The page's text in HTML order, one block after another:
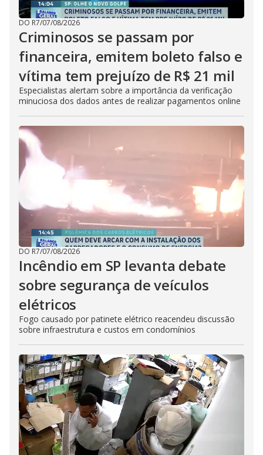
DO R7/07/08/2026
Criminosos se passam por
financeira, emitem boleto falso e
vítima tem prejuízo de R$ 21 mil
Especialistas alertam sobre a importância da verificação
minuciosa dos dados antes de realizar pagamentos online
DO R7/07/08/2026
Incêndio em SP levanta debate
sobre segurança de veículos
elétricos
Fogo causado por patinete elétrico reacendeu discussão
sobre infraestrutura e custos em condomínios